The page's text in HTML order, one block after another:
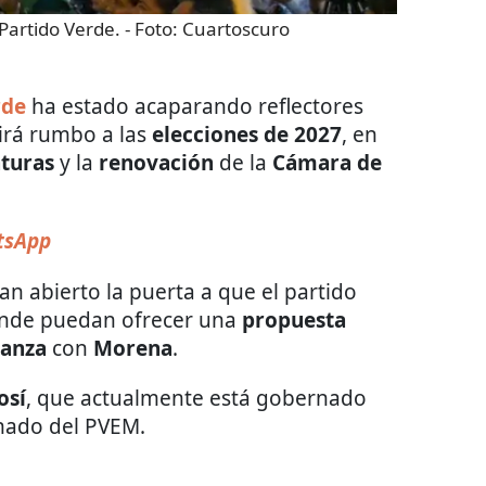
Verde. - Foto: Cuartoscuro
ha estado acaparando reflectores
rumbo a laselecciones de 2027, en
y la renovación de la Cámara de
abierto la puerta a que el partido
puedan ofrecer una propuesta
con Morena.
, que actualmente está gobernado
del PVEM.